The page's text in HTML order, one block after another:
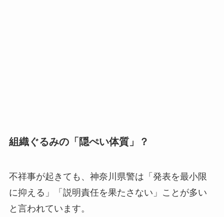
組織ぐるみの「隠ぺい体質」？
不祥事が起きても、神奈川県警は「発表を最小限
に抑える」「説明責任を果たさない」ことが多い
と言われています。